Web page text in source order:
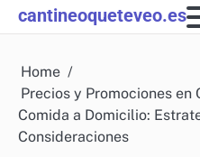
Skip
to
cantineoqueteveo.es
Home
Precios y Promociones en
Comida a Domicilio:
Consideraciones